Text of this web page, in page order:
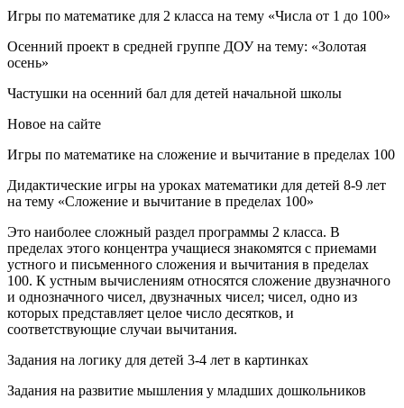
Игры по математике для 2 класса на тему «Числа от 1 до 100»
Осенний проект в средней группе ДОУ на тему: «Золотая
осень»
Частушки на осенний бал для детей начальной школы
Новое на сайте
Игры по математике на сложение и вычитание в пределах 100
Дидактические игры на уроках математики для детей 8-9 лет
на тему «Сложение и вычитание в пределах 100»
Это наиболее сложный раздел программы 2 класса. В
пределах этого концентра учащиеся знакомятся с приемами
устного и письменного сложения и вычитания в пределах
100. К устным вычислениям относятся сложение двузначного
и однозначного чисел, двузначных чисел; чисел, одно из
которых представляет целое число десятков, и
соответствующие случаи вычитания.
Задания на логику для детей 3-4 лет в картинках
Задания на развитие мышления у младших дошкольников